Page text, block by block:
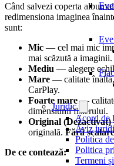
Juridic
Acord de
Aviz
Politica
Politica
Termeni
Când salvezi coperta
redimensiona imaginea
sunt:
Mic — cel mai mic
mai scăzută a imaginii.
Mediu — alegere
Mare — calitate
CarPlay.
Foarte mare—
dimensiunii fișierului.
Original (Dezactivat)
originală. Fără
De ce contează: